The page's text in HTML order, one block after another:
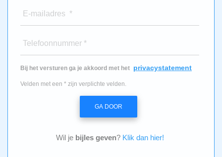
E-mailadres *
Telefoonnummer *
Bij het versturen ga je akkoord met het privacystatement
Velden met een * zijn verplichte velden.
GA DOOR
Wil je bijles geven? Klik dan hier!